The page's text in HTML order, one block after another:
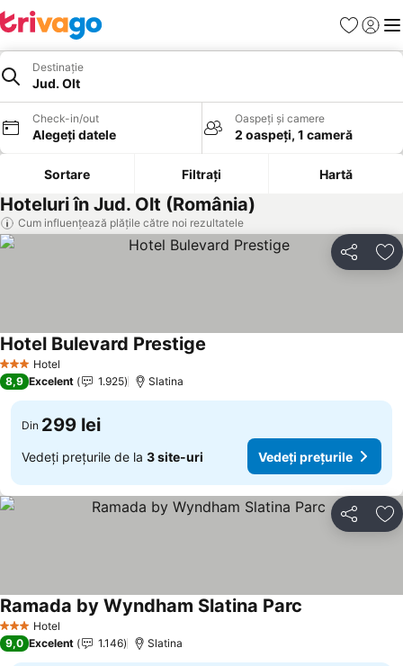
Favorite
Destinație
Jud. Olt
Check-in/out
Alegeți datele
Oaspeți și camere
2 oaspeți, 1 cameră
Sortare Filtrați Hartă
Hoteluri în Jud. Olt (România)
Cum influențează plățile către noi rezultatele
Distribuiți
3 SteleHotel
Hotel Bulevard Prestige
8,9 Excelent 1.925 Slatina
Din 299 lei
Vedeți prețurile de la 3 site-uri Vedeți prețurile
Distribuiți
3 SteleHotel
Ramada by Wyndham Slatina Parc
9,0 Excelent 1.146 Slatina